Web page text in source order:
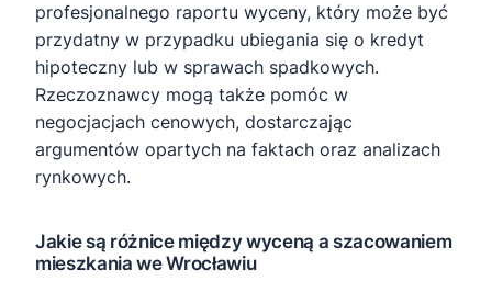
profesjonalnego raportu wyceny, który może być
przydatny w przypadku ubiegania się o kredyt
hipoteczny lub w sprawach spadkowych.
Rzeczoznawcy mogą także pomóc w
negocjacjach cenowych, dostarczając
argumentów opartych na faktach oraz analizach
rynkowych.
Jakie są różnice między wyceną a szacowaniem
mieszkania we Wrocławiu